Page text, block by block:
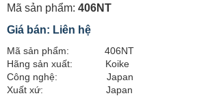
Mã sản phẩm: 406NT
Giá bán: Liên hệ
Mã sản phẩm: 406NT
Hãng sản xuất: Koike
Công nghệ: Japan
Xuất xứ: Japan